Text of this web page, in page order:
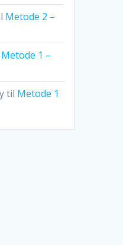
Metode 2 –
Metode 1 –
til Metode 1